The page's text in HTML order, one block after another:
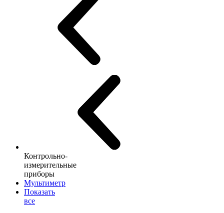
Контрольно-
измерительные
приборы
Мультиметр
Показать
все